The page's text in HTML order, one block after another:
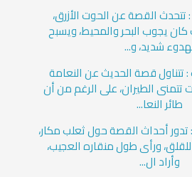
القصة عن الحوت الأزرق،
يجوب البحر والمحيط، ويسبح
شديد، و...
: تتناول قصة الحديث عن النعامة
تتمنى الطيران، على الرغم من أن
طائر النعا...
: تدور أحداث القصة حول ثعلب مكار،
ورأى طول منقاره العجيب،
وأراد ال...